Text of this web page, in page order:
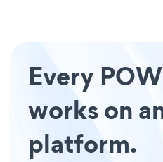
Every
works on
platform.